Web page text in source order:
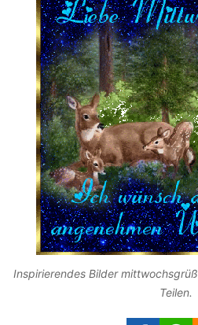
Inspirierendes Bilder
Teilen.